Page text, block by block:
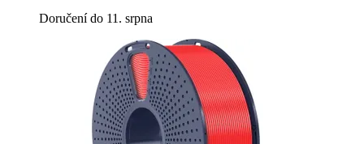
Doručení do 11. srpna